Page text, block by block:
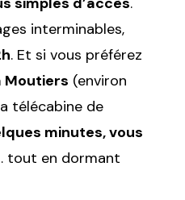
interminables,
. Et si vous préférez
Moutiers (environ
télécabine de
minutes, vous
tout en dormant